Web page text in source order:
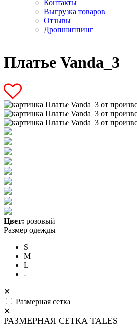
Контакты
Выгрузка товаров
Отзывы
Дропшиппинг
Платье Vanda_3
Цвет: розовый
Размер одежды
S
M
L
-
✕
Размерная сетка
✕
РАЗМЕРНАЯ СЕТКА TALES